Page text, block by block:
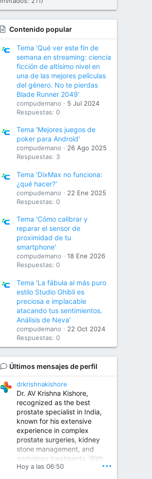
Contenido popular
Tema 'Qué ver este fin de
semana en streaming: ciencia
ficción de altísimo nivel en
una de las mejores películas
del género. No te pierdas
Blade Runner 2049'
compudemano
5 Jul 2024
Respuestas: 0
Tema 'Mejores juegos de
poker para Android'
compudemano
26 Ago 2025
Respuestas: 3
Tema 'DixMax no funciona:
¿qué hacer?'
compudemano
22 Ene 2025
Respuestas: 0
Tema 'Cómo calibrar y
reparar el sensor de
proximidad de tu
smartphone'
compudemano
18 Ene 2026
Respuestas: 0
Tema 'La fábula al más puro
estilo Studio Ghibli es
preciosa e implacable
atacando tus sentimientos.
Análisis de Neva'
compudemano
22 Oct 2024
Respuestas: 0
Últimos mensajes de perfil
drkrishnakishore
Dr. AV Krishna Kishore,
recognized as the best
prostate specialist in India,
known for his extensive
experience in complex
prostate surgeries, kidney
stone management, and
andrology treatments. With
years of surgical practice and
Hoy a las 06:50 •••